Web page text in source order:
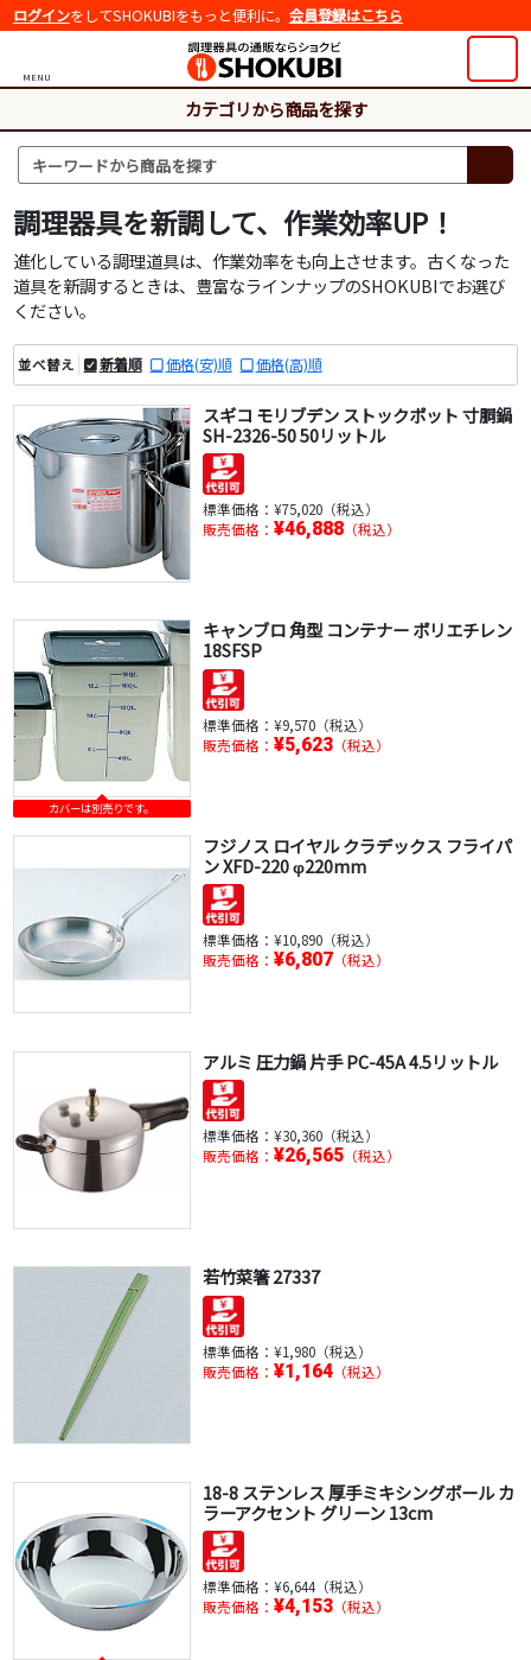
ログインをしてSHOKUBIをもっと便利に。 会員登録はこちら
MENU
カテゴリから商品を探す
調理器具を新調して、作業効率UP！
進化している調理道具は、作業効率をも向上させます。古くなった
道具を新調するときは、豊富なラインナップのSHOKUBIでお選び
ください。
並べ替え 新着順 価格(安)順 価格(高)順
スギコ モリブデン ストックポット 寸胴鍋
SH-2326-50 50リットル
標準価格： ¥75,020（税込）
販売価格： ¥46,888（税込）
カバーは別売りです。
キャンブロ 角型 コンテナー ポリエチレン
18SFSP
標準価格： ¥9,570（税込）
販売価格： ¥5,623（税込）
フジノス ロイヤル クラデックス フライパ
ン XFD-220 φ220mm
標準価格： ¥10,890（税込）
販売価格： ¥6,807（税込）
アルミ 圧力鍋 片手 PC-45A 4.5リットル
標準価格： ¥30,360（税込）
販売価格： ¥26,565（税込）
若竹菜箸 27337
標準価格： ¥1,980（税込）
販売価格： ¥1,164（税込）
18-8 ステンレス 厚手ミキシングボール カ
ラーアクセント グリーン 13cm
標準価格： ¥6,644（税込）
販売価格： ¥4,153（税込）